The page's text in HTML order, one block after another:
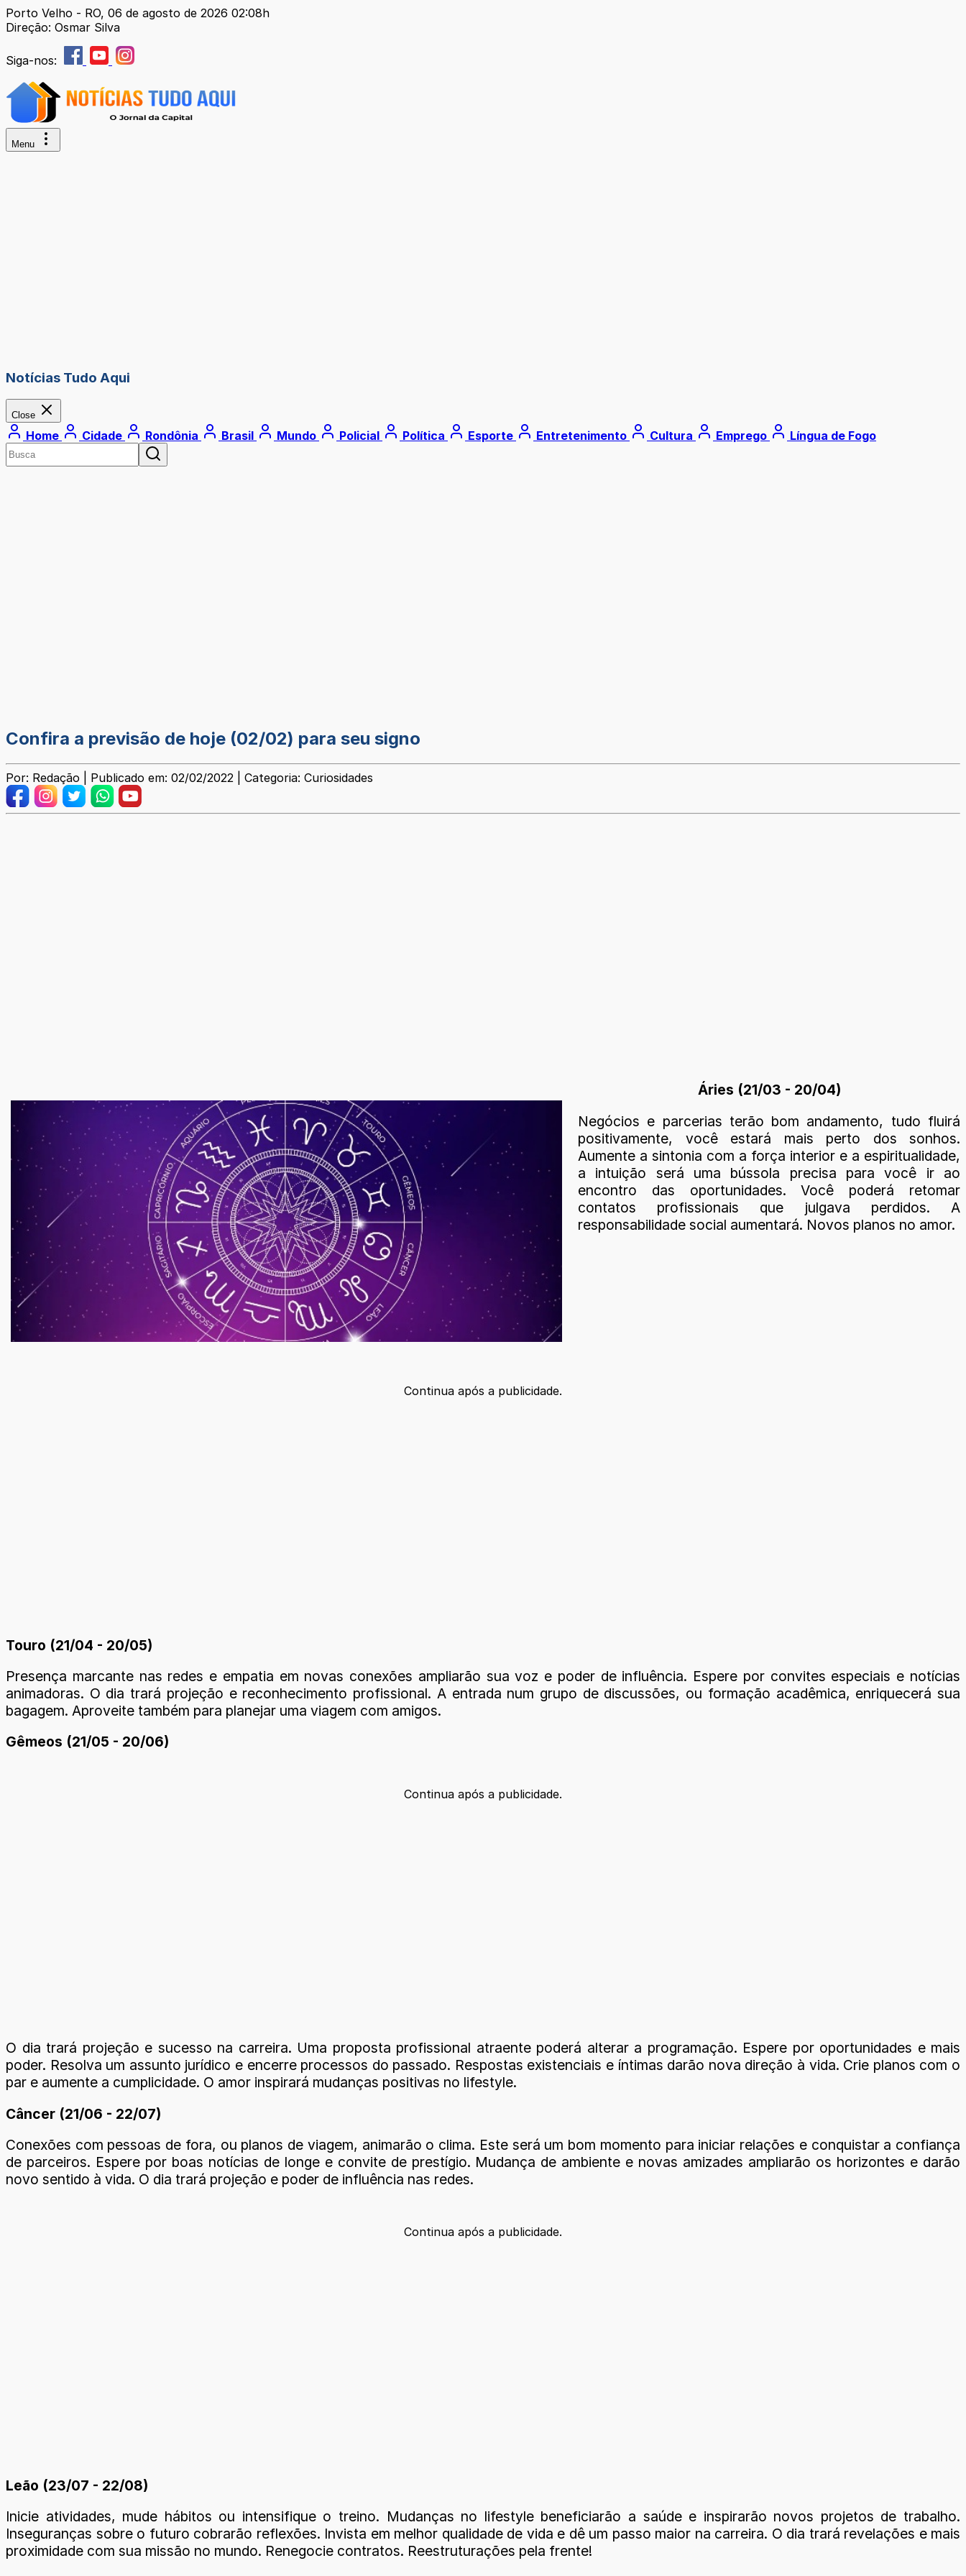
Porto Velho - RO, 06 de agosto de 2026 02:08h
Direção: Osmar Silva
Siga-nos:
Menu
Notícias Tudo Aqui
Close
Home Cidade Rondônia Brasil Mundo Policial Política Esporte Entretenimento Cultura Emprego Língua de Fogo
Confira a previsão de hoje (02/02) para seu signo
Por: Redação | Publicado em: 02/02/2022 | Categoria: Curiosidades
Áries (21/03 - 20/04)
Negócios e parcerias terão bom andamento, tudo fluirá
positivamente, você estará mais perto dos sonhos.
Aumente a sintonia com a força interior e a espiritualidade,
a intuição será uma bússola precisa para você ir ao
encontro das oportunidades. Você poderá retomar
contatos profissionais que julgava perdidos. A
responsabilidade social aumentará. Novos planos no amor.
Continua após a publicidade.
Touro (21/04 - 20/05)
Presença marcante nas redes e empatia em novas conexões ampliarão sua voz e poder de influência. Espere por convites especiais e notícias
animadoras. O dia trará projeção e reconhecimento profissional. A entrada num grupo de discussões, ou formação acadêmica, enriquecerá sua
bagagem. Aproveite também para planejar uma viagem com amigos.
Gêmeos (21/05 - 20/06)
Continua após a publicidade.
O dia trará projeção e sucesso na carreira. Uma proposta profissional atraente poderá alterar a programação. Espere por oportunidades e mais
poder. Resolva um assunto jurídico e encerre processos do passado. Respostas existenciais e íntimas darão nova direção à vida. Crie planos com o
par e aumente a cumplicidade. O amor inspirará mudanças positivas no lifestyle.
Câncer (21/06 - 22/07)
Conexões com pessoas de fora, ou planos de viagem, animarão o clima. Este será um bom momento para iniciar relações e conquistar a confiança
de parceiros. Espere por boas notícias de longe e convite de prestígio. Mudança de ambiente e novas amizades ampliarão os horizontes e darão
novo sentido à vida. O dia trará projeção e poder de influência nas redes.
Continua após a publicidade.
Leão (23/07 - 22/08)
Inicie atividades, mude hábitos ou intensifique o treino. Mudanças no lifestyle beneficiarão a saúde e inspirarão novos projetos de trabalho.
Inseguranças sobre o futuro cobrarão reflexões. Invista em melhor qualidade de vida e dê um passo maior na carreira. O dia trará revelações e mais
proximidade com sua missão no mundo. Renegocie contratos. Reestruturações pela frente!